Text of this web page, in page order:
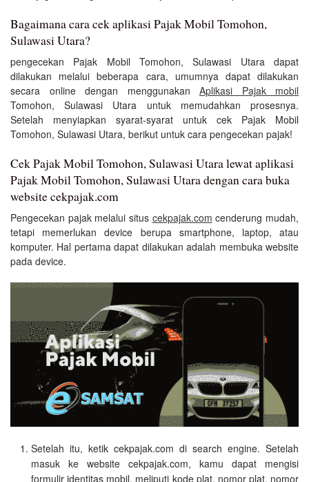
Bagaimana cara cek aplikasi Pajak Mobil Tomohon,
Sulawasi Utara?
pengecekan Pajak Mobil Tomohon, Sulawasi Utara dapat
dilakukan melalui beberapa cara, umumnya dapat dilakukan
secara online dengan menggunakan Aplikasi Pajak mobil
Tomohon, Sulawasi Utara untuk memudahkan prosesnya.
Setelah menyiapkan syarat-syarat untuk cek Pajak Mobil
Tomohon, Sulawasi Utara, berikut untuk cara pengecekan pajak!
Cek Pajak Mobil Tomohon, Sulawasi Utara lewat aplikasi
Pajak Mobil Tomohon, Sulawasi Utara dengan cara buka
website cekpajak.com
Pengecekan pajak melalui situs cekpajak.com cenderung mudah,
tetapi memerlukan device berupa smartphone, laptop, atau
komputer. Hal pertama dapat dilakukan adalah membuka website
pada device.
Setelah itu, ketik cekpajak.com di search engine. Setelah
masuk ke website cekpajak.com, kamu dapat mengisi
formulir identitas mobil, meliputi kode plat, nomor plat, nomor